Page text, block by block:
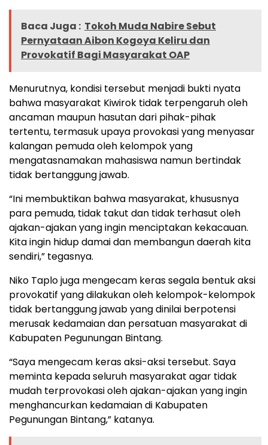
Baca Juga : Tokoh Muda Nabire Sebut
Pernyataan Aibon Kogoya Keliru dan
Provokatif Bagi Masyarakat OAP
Menurutnya, kondisi tersebut menjadi bukti nyata
bahwa masyarakat Kiwirok tidak terpengaruh oleh
ancaman maupun hasutan dari pihak-pihak
tertentu, termasuk upaya provokasi yang menyasar
kalangan pemuda oleh kelompok yang
mengatasnamakan mahasiswa namun bertindak
tidak bertanggung jawab.
“Ini membuktikan bahwa masyarakat, khususnya
para pemuda, tidak takut dan tidak terhasut oleh
ajakan-ajakan yang ingin menciptakan kekacauan.
Kita ingin hidup damai dan membangun daerah kita
sendiri,” tegasnya.
Niko Taplo juga mengecam keras segala bentuk aksi
provokatif yang dilakukan oleh kelompok-kelompok
tidak bertanggung jawab yang dinilai berpotensi
merusak kedamaian dan persatuan masyarakat di
Kabupaten Pegunungan Bintang.
“Saya mengecam keras aksi-aksi tersebut. Saya
meminta kepada seluruh masyarakat agar tidak
mudah terprovokasi oleh ajakan-ajakan yang ingin
menghancurkan kedamaian di Kabupaten
Pegunungan Bintang,” katanya.